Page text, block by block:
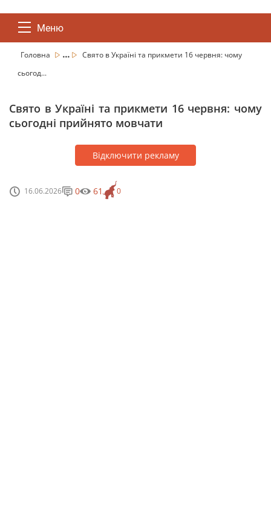
Меню
Головна ...
Свято в Україні та прикмети 16 червня: чому
сьогод...
Свято в Україні та прикмети 16 червня: чому
сьогодні прийнято мовчати
Відключити рекламу
16.06.2026 0
0 61